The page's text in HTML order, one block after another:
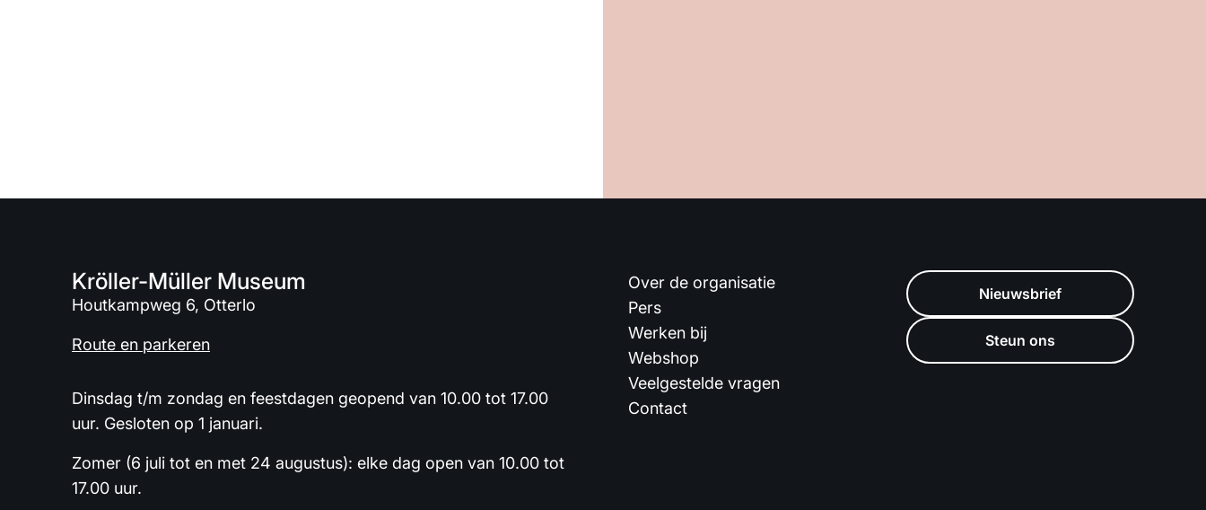
Kröller-Müller Museum
Houtkampweg 6, Otterlo
Route en parkeren
Dinsdag t/m zondag en feestdagen geopend van 10.00 tot 17.00
uur. Gesloten op 1 januari.
Zomer (6 juli tot en met 24 augustus): elke dag open van 10.00 tot
17.00 uur.
Over de organisatie
Pers
Werken bij
Webshop
Veelgestelde vragen
Contact
Nieuwsbrief
Steun ons